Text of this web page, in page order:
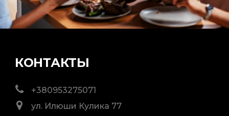
КОНТАКТЫ
+380953275071
ул. Илюши Кулика 77